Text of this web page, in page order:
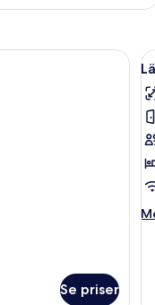
som är monterad på
med en säng, ett litet
Se priser
-